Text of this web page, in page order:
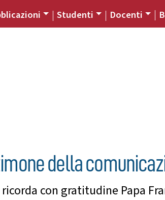
Studenti Docenti
della
con gratitudine Papa